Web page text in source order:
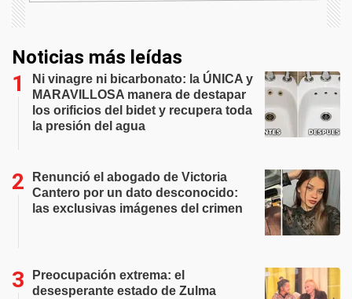
Noticias más leídas
Ni vinagre ni bicarbonato: la ÚNICA y
MARAVILLOSA manera de destapar
los orificios del bidet y recupera toda
la presión del agua
Renunció el abogado de Victoria
Cantero por un dato desconocido:
las exclusivas imágenes del crimen
Preocupación extrema: el
desesperante estado de Zulma